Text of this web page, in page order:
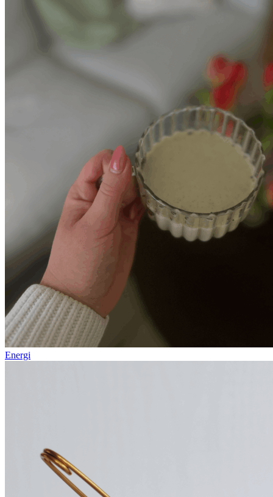
Energi